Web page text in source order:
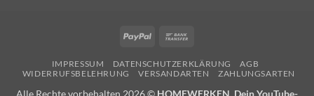
PayPal
IMPRESSUM DATENSCHUTZERKLÄRUNG
AGB
WIDERRUFSBELEHRUNG
VERSANDARTEN ZAHLUNGSARTEN